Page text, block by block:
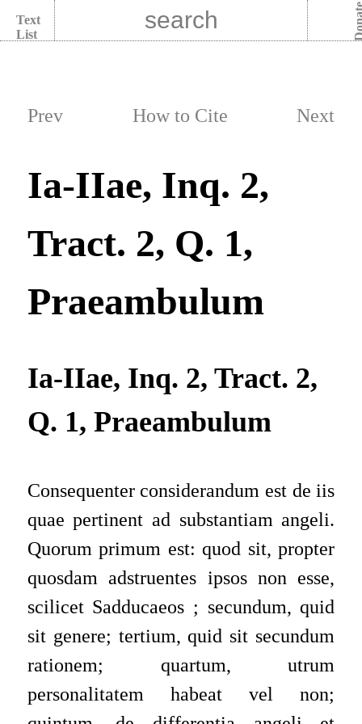
Text
List
Prev How to Cite Next
Ia-IIae, Inq. 2,
Tract. 2, Q. 1,
Praeambulum
Ia-IIae, Inq. 2, Tract. 2,
Q. 1, Praeambulum
Consequenter considerandum est de iis
quae pertinent ad substantiam angeli.
Quorum primum est: quod sit, propter
quosdam adstruentes ipsos non esse,
scilicetSadducaeos ; secundum, quid
sit genere; tertium, quid sit secundum
rationem; quartum, utrum
personalitatem habeat vel non;